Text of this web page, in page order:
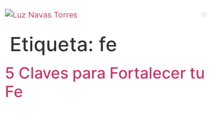
Etiqueta: fe
5 Claves para Fortalecer tu
Fe